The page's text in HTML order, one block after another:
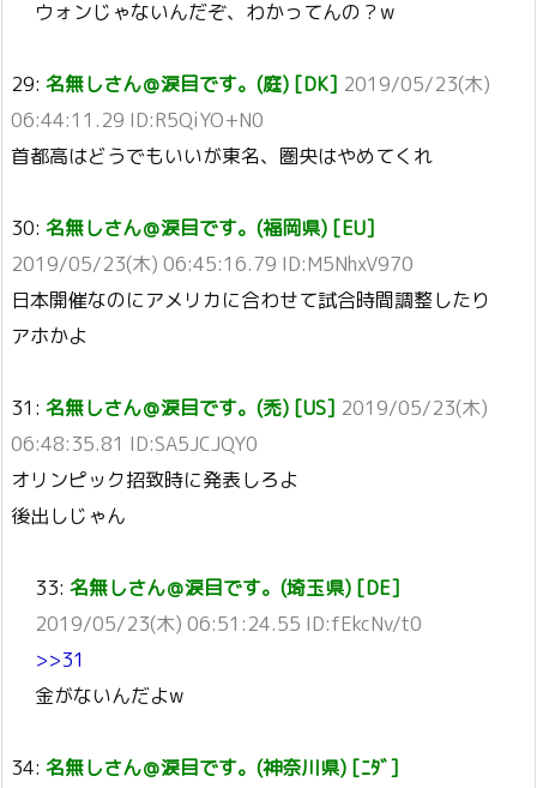
ウォンじゃないんだぞ、わかってんの？w
29: 名無しさん＠涙目です。(庭) [DK] 2019/05/23(木)
06:44:11.29 ID:R5QiYO+N0
首都高はどうでもいいが東名、圏央はやめてくれ
30: 名無しさん＠涙目です。(福岡県) [EU]
2019/05/23(木) 06:45:16.79 ID:M5NhxV970
日本開催なのにアメリカに合わせて試合時間調整したり
アホかよ
31: 名無しさん＠涙目です。(禿) [US] 2019/05/23(木)
06:48:35.81 ID:SA5JCJQY0
オリンピック招致時に発表しろよ
後出しじゃん
33: 名無しさん＠涙目です。(埼玉県) [DE]
2019/05/23(木) 06:51:24.55 ID:fEkcNv/t0
>>31
金がないんだよw
34: 名無しさん＠涙目です。(神奈川県) [ﾆﾀﾞ]